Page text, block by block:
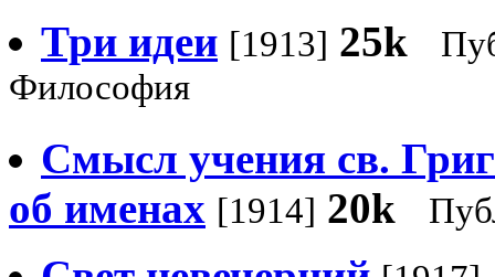
Три идеи [1913] 25k
Философия
Смысл учения св.
об именах [1914] 20k